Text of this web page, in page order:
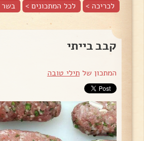
לכריכה > לכל המתכונים > בשר
קבב בייתי
המתכון שלתילי טובה